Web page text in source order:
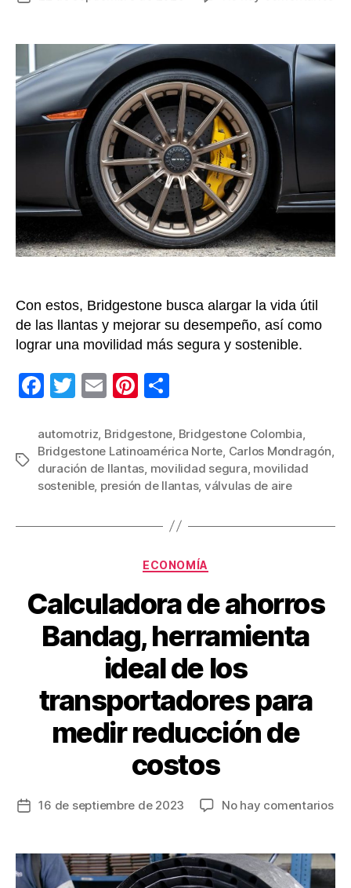
entrada
el
de
Con estos, Bridgestone busca alargar la vida útil
de las llantas y mejorar su desempeño, así como
lograr una movilidad más segura y sostenible.
F
c
e
b
o
T
tt
er
E
ail
Pi
er
e
st
m
p
ar
Etiquetas
automotriz, Bridgestone, Bridgestone Colombia,
Bridgestone Latinoamérica Norte, Carlos Mondragón,
duración de llantas, movilidad segura, movilidad
sostenible, presión de llantas, válvulas de aire
Categorías
ECONOMÍA
Calculadora de ahorros
Bandag, herramienta
ideal de los
transportadores para
medir reducción de
costos
Fecha
entrada
16 de septiembre de 2023 No hay comentariosen